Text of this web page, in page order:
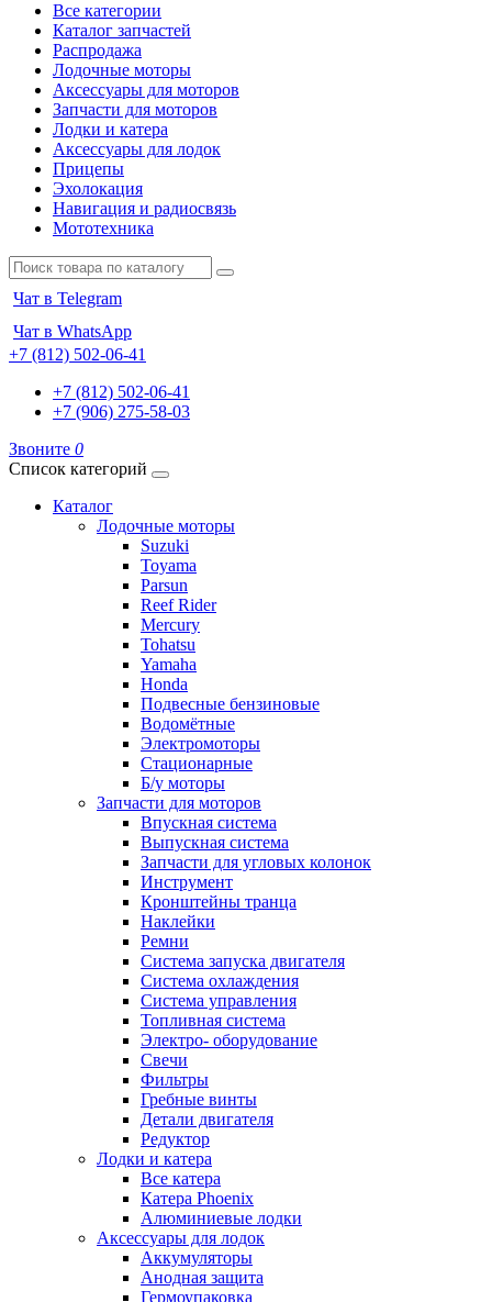
Все категории
Каталог запчастей
Распродажа
Лодочные моторы
Аксессуары для моторов
Запчасти для моторов
Лодки и катера
Аксессуары для лодок
Прицепы
Эхолокация
Навигация и радиосвязь
Мототехника
Чат в Telegram
Чат в WhatsApp
+7 (812) 502-06-41
+7 (812) 502-06-41
+7 (906) 275-58-03
Звоните 0
Список категорий
Каталог
Лодочные моторы
Suzuki
Toyama
Parsun
Reef Rider
Mercury
Tohatsu
Yamaha
Honda
Подвесные бензиновые
Водомётные
Электромоторы
Стационарные
Б/у моторы
Запчасти для моторов
Впускная система
Выпускная система
Запчасти для угловых колонок
Инструмент
Кронштейны транца
Наклейки
Ремни
Система запуска двигателя
Система охлаждения
Система управления
Топливная система
Электро- оборудование
Свечи
Фильтры
Гребные винты
Детали двигателя
Редуктор
Лодки и катера
Все катера
Катера Phoenix
Алюминиевые лодки
Аксессуары для лодок
Аккумуляторы
Анодная защита
Гермоупаковка